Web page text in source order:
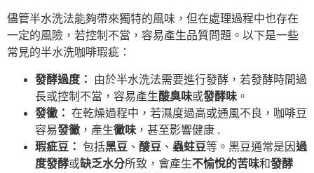
儘管半水洗法能夠帶來獨特的風味，但在處理過程中也存在
一定的風險，若控制不當，容易產生品質問題。以下是一些
常見的半水洗咖啡瑕疵：
發酵過度：
由於半水洗法需要進行發酵，若發酵時間過
長或控制不當，容易產生酸臭味或發酵味 。
發黴： 在乾燥過程中，若濕度過高或通風不良，咖啡豆
容易發黴 ，產生黴味 ，甚至影響健康 .
瑕疵豆： 包括黑豆 、 酸豆 、 蟲蛀豆等。黑豆通常是因過
度發酵或缺乏水分所致，會產生不愉悅的苦味和發酵